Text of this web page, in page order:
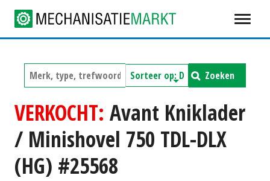
Zoeken
VERKOCHT: Avant Kniklader
/ Minishovel 750 TDL-DLX
(HG) #25568